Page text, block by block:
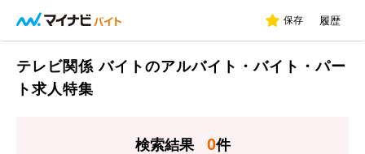
保存 履歴
テレビ関係 バイトのアルバイト・バイト・パー
ト求人特集
検索結果 0件